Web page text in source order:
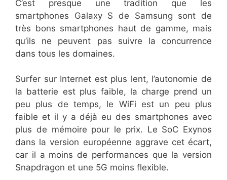
C’est presque une tradition que les
smartphones Galaxy S de Samsung sont de
très bons smartphones haut de gamme, mais
qu’ils ne peuvent pas suivre la concurrence
dans tous les domaines.
Surfer sur Internet est plus lent, l’autonomie de
la batterie est plus faible, la charge prend un
peu plus de temps, le WiFi est un peu plus
faible et il y a déjà eu des smartphones avec
plus de mémoire pour le prix. Le SoC Exynos
dans la version européenne aggrave cet écart,
car il a moins de performances que la version
Snapdragon et une 5G moins flexible.